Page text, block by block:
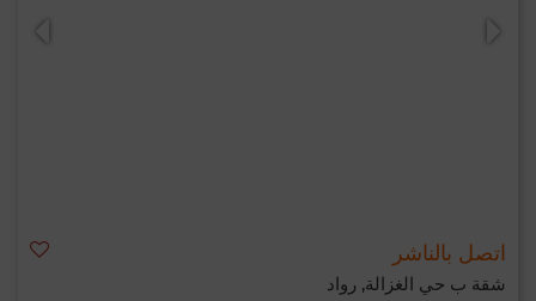
اتصل بالناشر
شقة ب حي الغزالة, رواد